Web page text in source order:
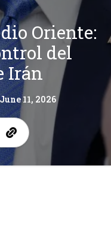
Oriente:
del
Irán
11, 2026